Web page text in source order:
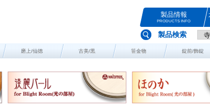
製品情報
PRODUCTS INFO
製品検索
磨上/仙徳 古美/黒 笹金物 錠前/飾錠